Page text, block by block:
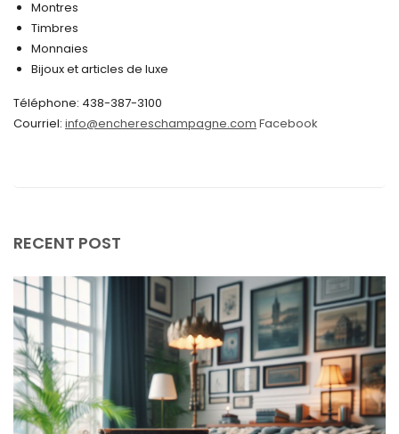
août 2024
mai 2024
avril 2024
octobre 2023
septembre 2023
août 2023
juillet 2023
juin 2023
Montres
Timbres
Monnaies
Bijoux et articles de luxe
Téléphone: 438-387-3100
Courriel: info@enchereschampagne.com Facebook
RECENT POST